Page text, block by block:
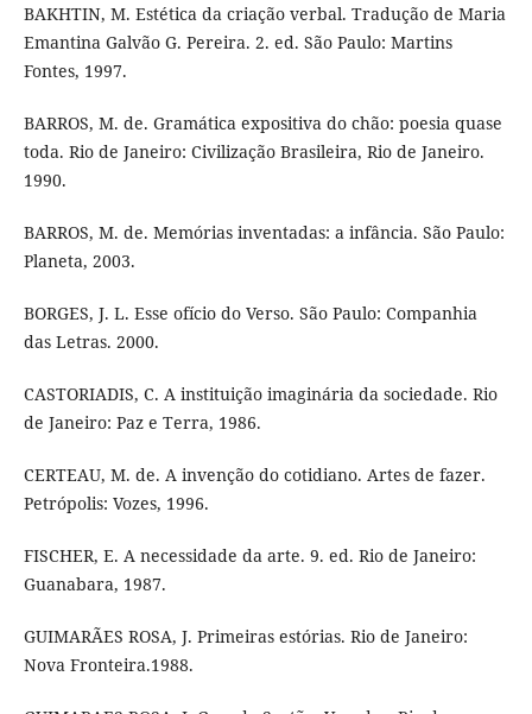
BAKHTIN, M. Estética da criação verbal. Tradução de Maria
Emantina Galvão G. Pereira. 2. ed. São Paulo: Martins
Fontes, 1997.
BARROS, M. de. Gramática expositiva do chão: poesia quase
toda. Rio de Janeiro: Civilização Brasileira, Rio de Janeiro.
1990.
BARROS, M. de. Memórias inventadas: a infância. São Paulo:
Planeta, 2003.
BORGES, J. L. Esse ofício do Verso. São Paulo: Companhia
das Letras. 2000.
CASTORIADIS, C. A instituição imaginária da sociedade. Rio
de Janeiro: Paz e Terra, 1986.
CERTEAU, M. de. A invenção do cotidiano. Artes de fazer.
Petrópolis: Vozes, 1996.
FISCHER, E. A necessidade da arte. 9. ed. Rio de Janeiro:
Guanabara, 1987.
GUIMARÃES ROSA, J. Primeiras estórias. Rio de Janeiro:
Nova Fronteira.1988.